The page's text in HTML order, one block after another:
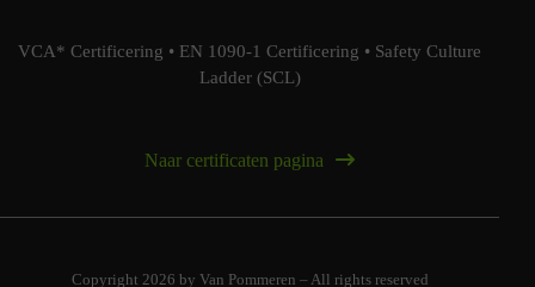
VCA* Certificering • EN 1090-1 Certificering • Safety Culture
Ladder (SCL)
Naar certificaten pagina
Copyright 2026 by Van Pommeren – All rights reserved